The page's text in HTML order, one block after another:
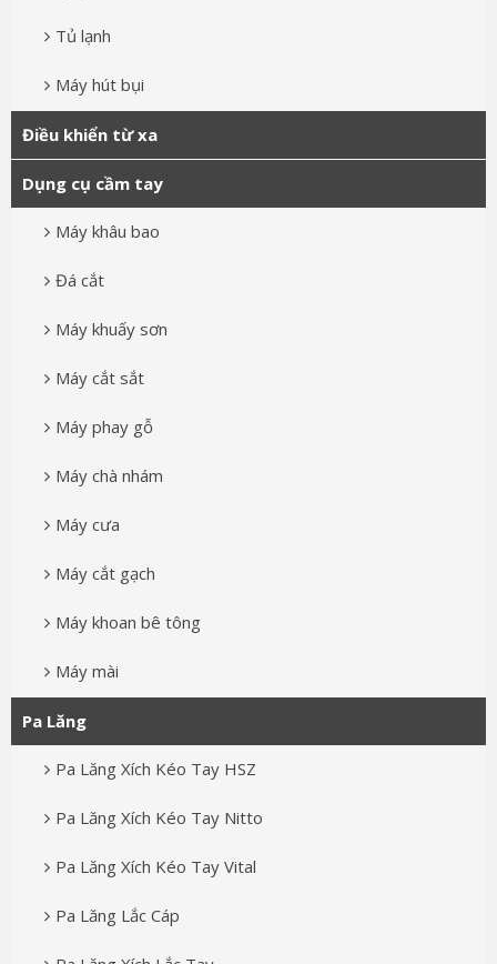
Tủ lạnh
Máy hút bụi
Điều khiển từ xa
Dụng cụ cầm tay
Máy khâu bao
Đá cắt
Máy khuấy sơn
Máy cắt sắt
Máy phay gỗ
Máy chà nhám
Máy cưa
Máy cắt gạch
Máy khoan bê tông
Máy mài
Pa Lăng
Pa Lăng Xích Kéo Tay HSZ
Pa Lăng Xích Kéo Tay Nitto
Pa Lăng Xích Kéo Tay Vital
Pa Lăng Lắc Cáp